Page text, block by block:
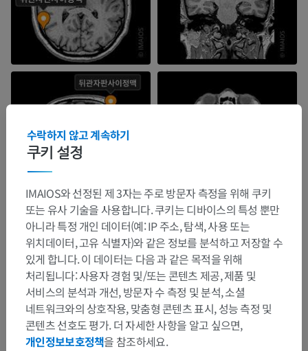
쿠키 설정
수락하지 않고 계속하기
IMAIOS와 선정된 제 3자는 주로 방문자 측정을 위해 쿠키
또는 유사 기술을 사용합니다. 쿠키는 디바이스의 특성 뿐만
아니라 특정 개인 데이터(예: IP 주소, 탐색, 사용 또는
위치데이터, 고유 식별자)와 같은 정보를 분석하고 저장할 수
있게 합니다. 이 데이터는 다음 과 같은 목적을 위해
처리됩니다: 사용자 경험 및/또는 콘텐츠 제공, 제품 및
서비스의 분석과 개선, 방문자 수 측정 및 분석, 소셜
네트워크와의 상호작용, 맞춤형 콘텐츠 표시, 성능 측정 및
콘텐츠 선호도 평가. 더 자세한 사항을 알고 싶으면,
개인정보보호정책을 참조하세요.